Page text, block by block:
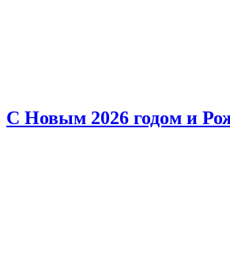
С Новым 2026 годом и